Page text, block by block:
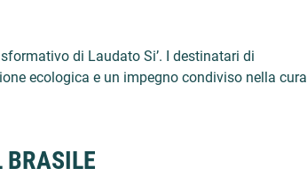
di Laudato Si’. I destinatari di
ecologica e un impegno condiviso nella cura
BRASILE